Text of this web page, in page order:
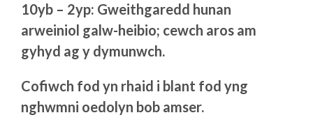
10yb – 2yp: Gweithgaredd hunan
arweiniol galw-heibio; cewch aros am
gyhyd ag y dymunwch.
Cofiwch fod yn rhaid i blant fod yng
nghwmni oedolyn bob amser.